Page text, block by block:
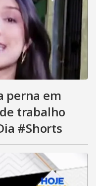
perna em
trabalho
#Shorts